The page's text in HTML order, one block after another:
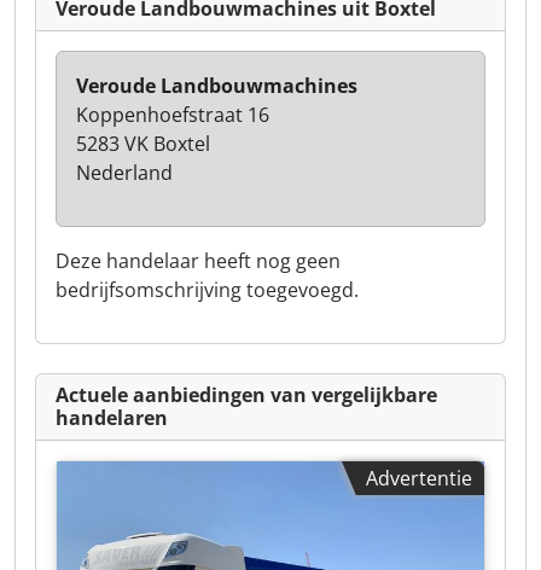
Veroude Landbouwmachines uit Boxtel
Deze handelaar heeft nog geen
bedrijfsomschrijving toegevoegd.
Veroude Landbouwmachines
Koppenhoefstraat 16
5283 VK Boxtel
Nederland
Actuele aanbiedingen van vergelijkbare
handelaren
Advertentie